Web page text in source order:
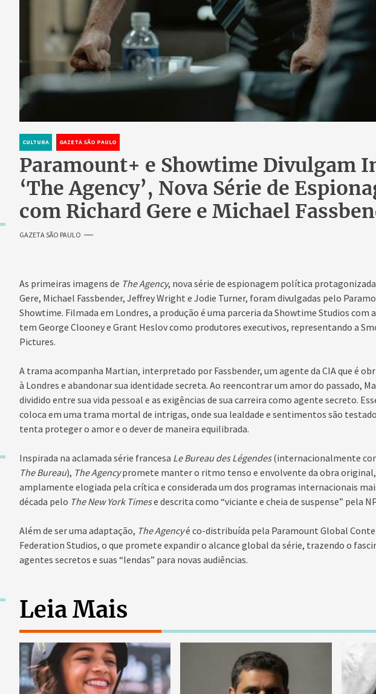
CULTURA GAZETA SÃO PAULO
Paramount+ e Showtime Divulgam
‘The Agency’, Nova Série de
com Richard Gere e Michael
GAZETA SÃO PAULO
As primeiras imagens de The Agency, nova série de espionagem política
Gere, Michael Fassbender, Jeffrey Wright e Jodie Turner, foram divulgadas pelo
Showtime. Filmada em Londres, a produção é uma parceria da Showtime Studios com
tem George Clooney e Grant Heslov como produtores executivos, representando a
Pictures.
A trama acompanha Martian, interpretado por Fassbender, um agente da CIA que é
à Londres e abandonar sua identidade secreta. Ao reencontrar um amor do passado,
dividido entre sua vida pessoal e as exigências de sua carreira como agente secreto.
coloca em uma trama mortal de intrigas, onde sua lealdade e sentimentos são
tenta proteger o amor e o dever de maneira equilibrada.
Inspirada na aclamada série francesa Le Bureau des Légendes(internacionalmente
The Bureau), The Agencypromete manter o ritmo tenso e envolvente da obra
amplamente elogiada pela crítica e considerada um dos programas internacionais
década pelo The New York Timese descrita como “viciante e cheia de suspense” pela
Além de ser uma adaptação, The Agencyé co-distribuída pela Paramount Global
Federation Studios, o que promete expandir o alcance global da série, trazendo o
agentes secretos e suas “lendas” para novas audiências.
Leia Mais